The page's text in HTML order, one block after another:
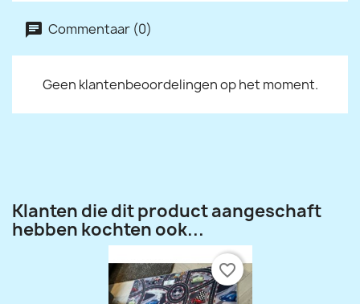
Commentaar (0)
Geen klantenbeoordelingen op het moment.
Klanten die dit product aangeschaft
hebben kochten ook...
favorite_border